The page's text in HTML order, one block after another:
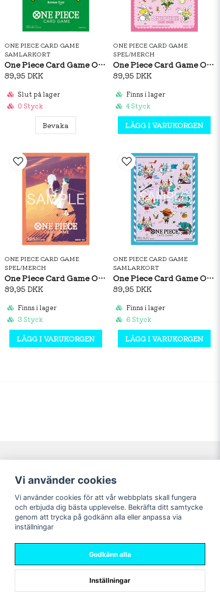
ONE PIECE CARD GAME
SAMLARKORT
One Piece Card Game Official Sleeves: Premium Matte Roronoa Zoro
89,95 DKK
Slut på lager
0 Styck
Bevaka
ONE PIECE CARD GAME
SPEL/MERCH
One Piece Card Game Official Sleeves: Carrot Vol.5
89,95 DKK
Finns i lager
4 Styck
LÄGG I VARUKORGEN
ONE PIECE CARD GAME
SPEL/MERCH
One Piece Card Game Official Sleeves: Nefeltari Vivi Vol.5
89,95 DKK
Finns i lager
3 Styck
LÄGG I VARUKORGEN
ONE PIECE CARD GAME
SAMLARKORT
One Piece Card Game Official Sleeves: Yamato Vol.15
89,95 DKK
Finns i lager
6 Styck
LÄGG I VARUKORGEN
Navigering
Nyheter!
Förbeställning
Mitt konto
Logga in
Registrera dig
Glömt lösenord?
Sociala medier
Vi använder cookies
Vi använder cookies för att vår webbplats skall fungera
och erbjuda dig bästa upplevelse. Bekräfta ditt samtycke
genom att trycka på godkänn alla eller anpassa via
inställningar
Godkänn alla
Inställningar